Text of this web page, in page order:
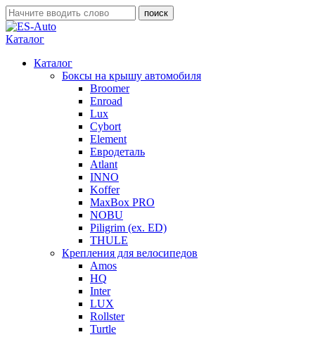
Каталог
Каталог
Боксы на крышу автомобиля
Broomer
Enroad
Lux
Cybort
Element
Евродеталь
Atlant
INNO
Koffer
MaxBox PRO
NOBU
Piligrim (ex. ED)
THULE
Крепления для велосипедов
Amos
HQ
Inter
LUX
Rollster
Turtle